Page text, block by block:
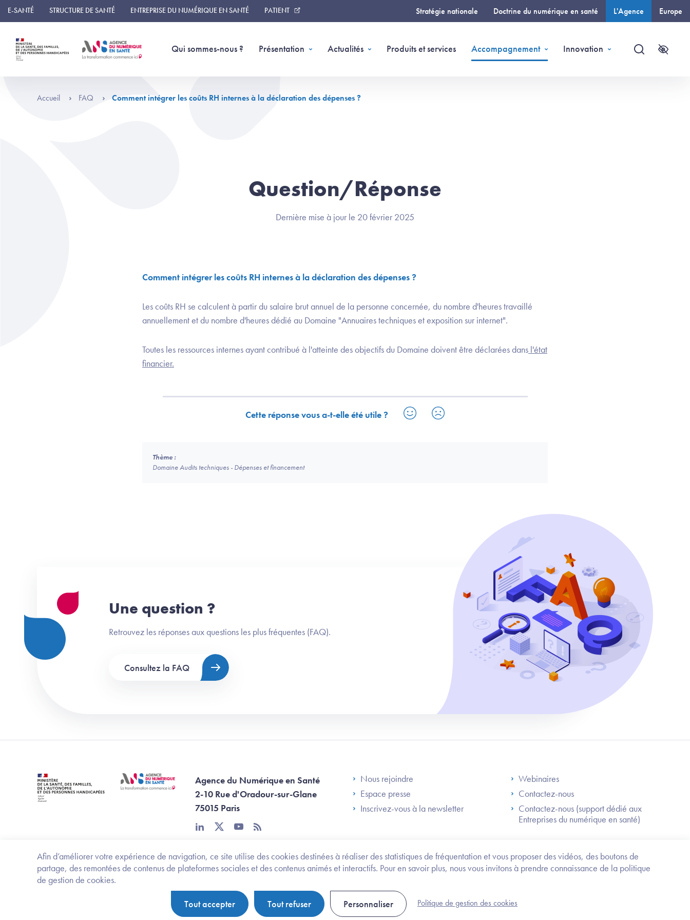
Panneau de gestion des cookies
Afin d’améliorer votre expérience de navigation, ce site utilise des cookies destinées à réaliser des statistiques de fréquentation et vous proposer des vidéos, des boutons de
partage, des remontées de contenus de plateformes sociales et des contenus animés et interactifs. Pour en savoir plus, nous vous invitons à prendre connaissance de la politique
de gestion de cookies.
Tout accepter Tout refuser Personnaliser Politique de gestion des cookies
E-SANTÉ STRUCTURE DE SANTÉ ENTREPRISE DU NUMÉRIQUE EN SANTÉ PATIENT Stratégie nationale Doctrine du numérique en santé L'Agence Europe
Qui sommes-nous ? Présentation Actualités Produits et services Accompagnement Innovation
Recherche
Trouvez
Accueil FAQ Comment intégrer les coûts RH internes à la déclaration des dépenses ?
Question/Réponse
Dernière mise à jour le 20 février 2025
Comment intégrer les coûts RH internes à la déclaration des dépenses ?
Les coûts RH se calculent à partir du salaire brut annuel de la personne concernée, du nombre d'heures travaillé
annuellement et du nombre d'heures dédié au Domaine "Annuaires techniques et exposition sur internet".
Toutes les ressources internes ayant contribué à l'atteinte des objectifs du Domaine doivent être déclarées dans l'état
financier.
Cette réponse vous a-t-elle été utile ?
Thème :
Domaine Audits techniques - Dépenses et financement
Une question ?
Retrouvez les réponses aux questions les plus fréquentes (FAQ).
Consultez la FAQ
Agence du Numérique en Santé
2-10 Rue d'Oradour-sur-Glane
75015 Paris
linkedintwitteryoutube
rss
Footer Left ANS
Nous rejoindre
Espace presse
Inscrivez-vous à la newsletter
Footer Right ANS
Webinaires
Contactez-nous
Contactez-nous (support dédié aux
Entreprises du numérique en santé)
Footer Bottom ANS
Ministère de la santé, des familles, de l'autonomie et des personnes handicapées Legifrance.gouv.fr
Politique de protection des données personnelles
Politique de gestion de cookies Gestion des cookies Plan du site Accessibilité : partiellement conforme